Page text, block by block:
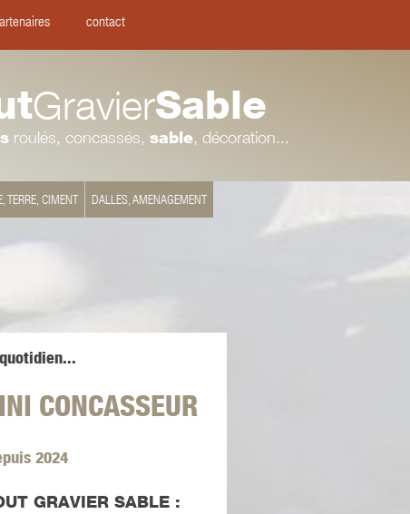
contact
GravierSable
roulés, concassés, sable, décoration...
TERRE, CIMENT DALLES, AMENAGEMENT
CONCASSEUR
2024
GRAVIER SABLE :